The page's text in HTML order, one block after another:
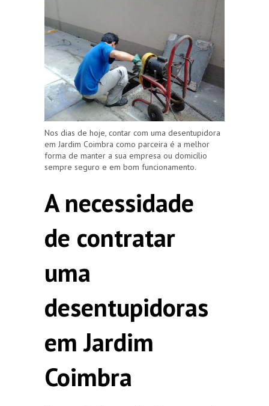
Nos dias de hoje, contar com uma desentupidora
em Jardim Coimbra como parceira é a melhor
forma de manter a sua empresa ou domicílio
sempre seguro e em bom funcionamento.
A necessidade
de contratar
uma
desentupidoras
em Jardim
Coimbra